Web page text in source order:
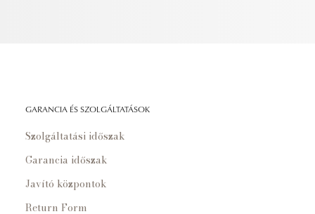
GARANCIA ÉS SZOLGÁLTATÁSOK
Szolgáltatási időszak
Garancia időszak
Javító központok
Return Form